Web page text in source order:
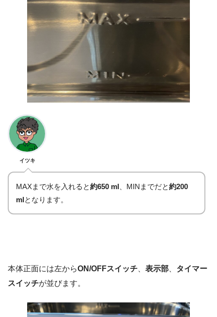
イツキ
MAXまで水を入れると約650 ml 、MINまでだと約200
mlとなります。
本体正面には左からON/OFFスイッチ 表示部
タイマー
スイッチが並びます。